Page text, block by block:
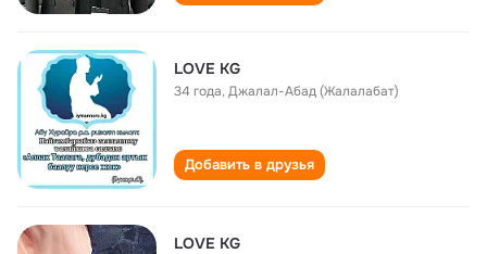
LOVE KG
34 года,Джалал-Абад (Жалалабат)
Добавить в друзья
LOVE KG